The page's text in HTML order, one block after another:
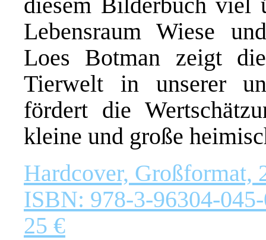
Lebensraum Wiese
Loes Botman zeigt
Tierwelt in unserer
fördert die
kleine und große
Hardcover, Großformat,
ISBN: 978-3-96304-
25 €